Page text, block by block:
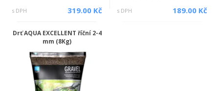
s DPH 319.00 Kč s DPH 189.00 Kč
Drť AQUA EXCELLENT říční 2-4
mm (8Kg)